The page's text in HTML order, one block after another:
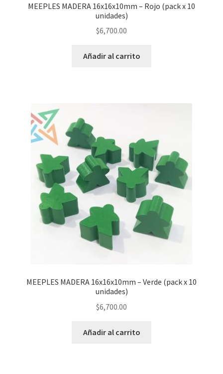
MEEPLES MADERA 16x16x10mm – Rojo (pack x 10
unidades)
$6,700.00
Añadir al carrito
MEEPLES MADERA 16x16x10mm – Verde (pack x 10
unidades)
$6,700.00
Añadir al carrito